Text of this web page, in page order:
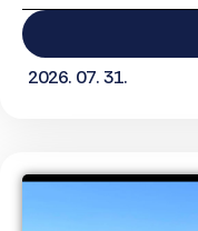
2026. 07. 31.